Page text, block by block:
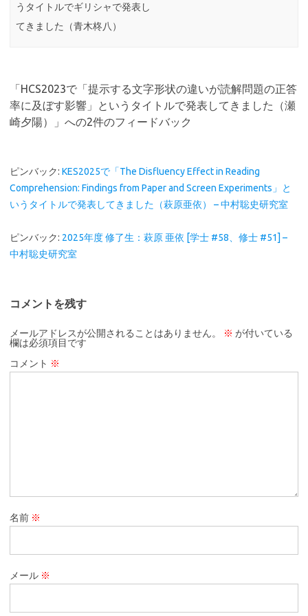
うタイトルでギリシャで発表し
てきました（青木柊八）
「HCS2023で「提示する文字形状の違いが読解問題の正答
率に及ぼす影響」というタイトルで発表してきました（瀬
崎夕陽）
」への2件のフィードバック
ピンバック: KES2025で「The Disfluency Effect in Reading
Comprehension: Findings from Paper and Screen Experiments」と
いうタイトルで発表してきました（萩原亜依） – 中村聡史研究室
ピンバック: 2025年度 修了生：萩原 亜依 [学士 #58、修士 #51] –
中村聡史研究室
コメントを残す
メールアドレスが公開されることはありません。 ※ が付いている
欄は必須項目です
コメント ※
名前 ※
メール ※